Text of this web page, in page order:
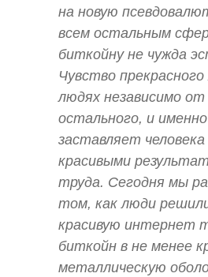
на новую
всем остальным
биткойну не чужда
Чувство
людях независимо от
остального, и
заставляет
красивыми
труда. Сегодня мы
том, как люди
красивую интернет
биткойн в не менее
металлическую